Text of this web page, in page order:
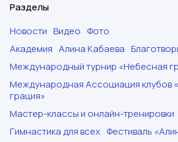
Разделы
Новости Видео Фото
Академия Алина Кабаева
Международный турнир «Небесная
Международная Ассоциация клубов
грация»
Мастер-классы и онлайн-тренировки
Гимнастика для всех Фестиваль